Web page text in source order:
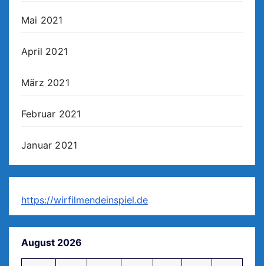
Mai 2021
April 2021
März 2021
Februar 2021
Januar 2021
https://wirfilmendeinspiel.de
August 2026